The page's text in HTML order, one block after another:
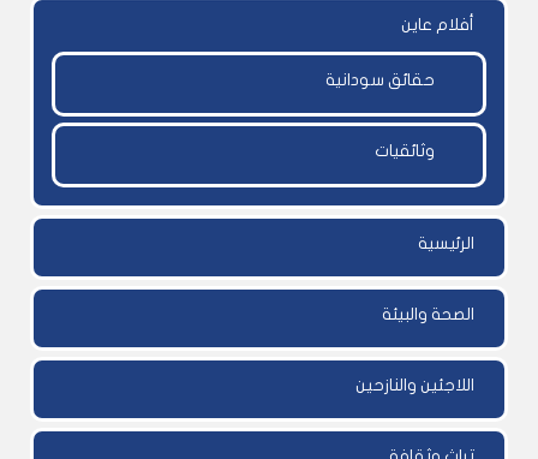
أفلام عاين
حقائق سودانية
وثائقيات
الرئيسية
الصحة والبيئة
اللاجئين والنازحين